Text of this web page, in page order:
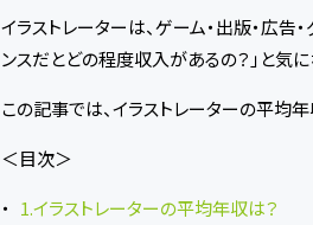
イラストレーターは、ゲーム・出版・広告
ンスだとどの程度収入があるの？」と気
この記事では、イラストレーターの平均
＜目次＞
1.イラストレーターの平均年収は？